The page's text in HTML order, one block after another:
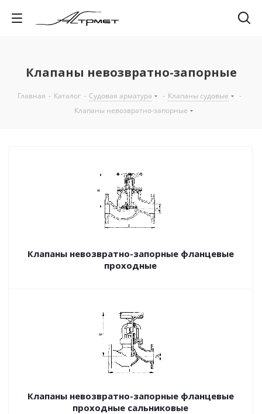
Клапаны невозвратно-запорные
Главная - Каталог - Судовая арматура - Клапаны судовые
-
Клапаны невозвратно-запорные
Клапаны невозвратно-запорные фланцевые
проходные
Клапаны невозвратно-запорные фланцевые
проходные сальниковые